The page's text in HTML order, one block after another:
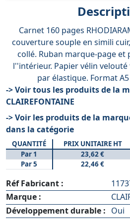
Carnet 160 pages
couverture souple en simili
collé. Ruban marque-page et
l''intérieur. Papier vélin
par élastique. Format A5
-> Voir tous les produits de la
CLAIREFONTAINE
-> Voir les produits de la
dans la catégorie
QUANTITÉ PRIX UNITAIRE HT
Par 1
23,62 €
Par 5
22,46 €
Réf Fabricant :
Marque :
Développement durable : Oui